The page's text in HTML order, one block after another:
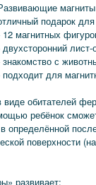
подарок
12 магнитных
двухсторонний лист-
знакомство с
подходит для
обитателей
ребёнок
поверхности
развивает: